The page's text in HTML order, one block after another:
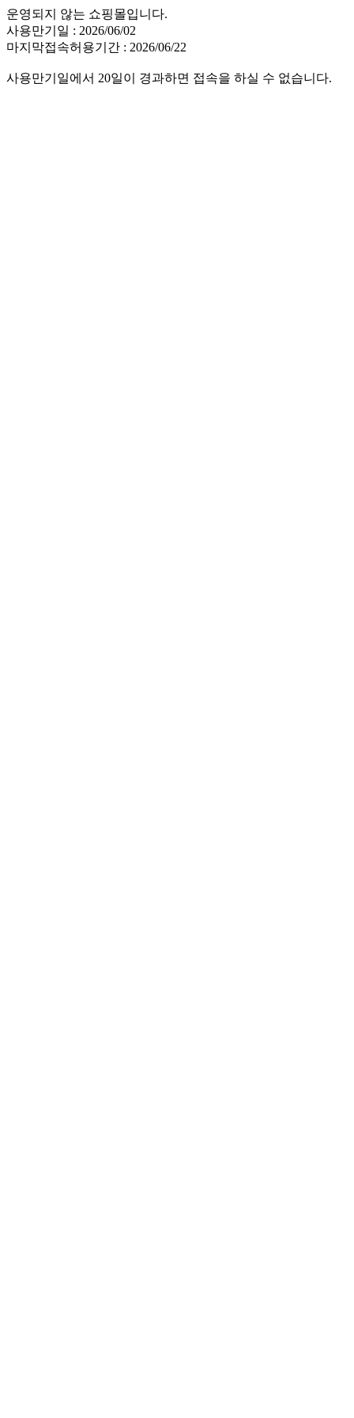
운영되지 않는 쇼핑몰입니다.
사용만기일 : 2026/06/02
마지막접속허용기간 : 2026/06/22
사용만기일에서 20일이 경과하면 접속을 하실 수 없습니다.